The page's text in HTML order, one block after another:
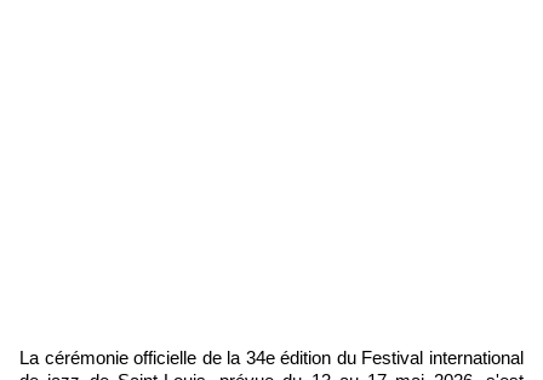
La cérémonie officielle de la 34e édition du Festival international